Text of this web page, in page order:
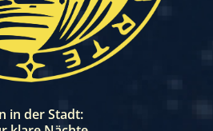
in der Stadt: